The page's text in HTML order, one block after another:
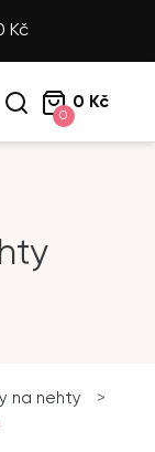
Kč
0
0 Kč
na nehty
>